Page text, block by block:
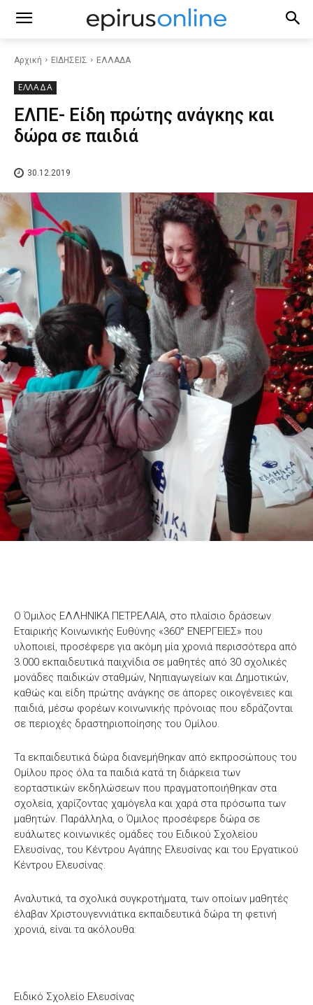
Αρχική ΕΙΔΗΣΕΙΣ ΕΛΛΑΔΑ
ΕΛΛΑΔΑ
ΕΛΠΕ- Είδη πρώτης ανάγκης και
δώρα σε παιδιά
30.12.2019
Ο Όμιλος ΕΛΛΗΝΙΚΑ ΠΕΤΡΕΛΑΙΑ, στο πλαίσιο δράσεων
Εταιρικής Κοινωνικής Ευθύνης «360° ΕΝΕΡΓΕΙΕΣ» που
υλοποιεί, προσέφερε για ακόμη μία χρονιά περισσότερα από
3.000 εκπαιδευτικά παιχνίδια σε μαθητές από 30 σχολικές
μονάδες παιδικών σταθμών, Νηπιαγωγείων και Δημοτικών,
καθώς και είδη πρώτης ανάγκης σε άπορες οικογένειες και
παιδιά, μέσω φορέων κοινωνικής πρόνοιας που εδράζονται
σε περιοχές δραστηριοποίησης του Ομίλου.
Τα εκπαιδευτικά δώρα διανεμήθηκαν από εκπροσώπους του
Ομίλου προς όλα τα παιδιά κατά τη διάρκεια των
εορταστικών εκδηλώσεων που πραγματοποιήθηκαν στα
σχολεία, χαρίζοντας χαμόγελα και χαρά στα πρόσωπα των
μαθητών. Παράλληλα, ο Όμιλος προσέφερε δώρα σε
ευάλωτες κοινωνικές ομάδες του Ειδικού Σχολείου
Ελευσίνας, του Κέντρου Αγάπης Ελευσίνας και του Εργατικού
Κέντρου Ελευσίνας.
Αναλυτικά, τα σχολικά συγκροτήματα, των οποίων μαθητές
έλαβαν Χριστουγεννιάτικα εκπαιδευτικά δώρα τη φετινή
χρονιά, είναι τα ακόλουθα:
Ειδικό Σχολείο Ελευσίνας